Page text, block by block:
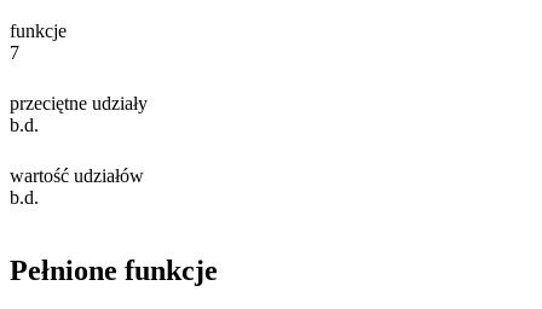
funkcje
7
przeciętne udziały
b.d.
wartość udziałów
b.d.
Pełnione funkcje